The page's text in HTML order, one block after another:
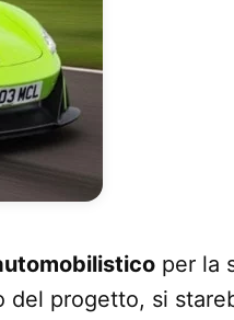
per la
del progetto, si